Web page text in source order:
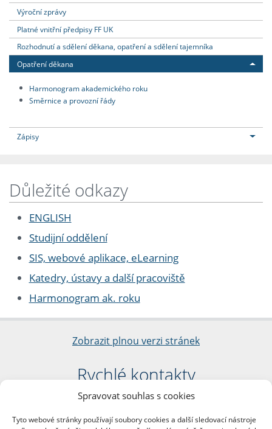
Spravovat souhlas s cookies
Tyto webové stránky používají soubory cookies a další sledovací nástroje
Výroční zprávy
Platné vnitřní předpisy FF UK
Rozhodnutí a sdělení děkana, opatření a sdělení tajemníka
Opatření děkana
Harmonogram akademického roku
Směrnice a provozní řády
Zápisy
Důležité odkazy
ENGLISH
Studijní oddělení
SIS, webové aplikace, eLearning
Katedry, ústavy a další pracoviště
Harmonogram ak. roku
Zobrazit plnou verzi stránek
Rychlé kontakty
Filozofická fakulta
nám. Jana Palacha 1/2